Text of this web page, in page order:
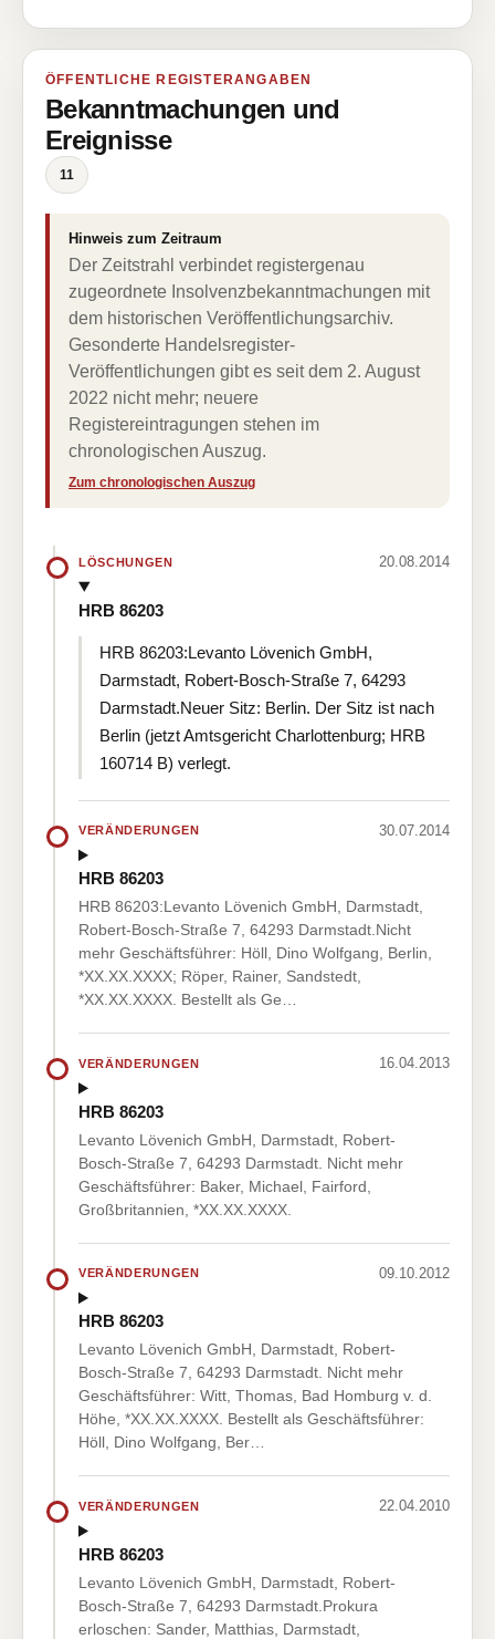
ÖFFENTLICHE REGISTERANGABEN
Bekanntmachungen und
Ereignisse
11
Hinweis zum Zeitraum
Der Zeitstrahl verbindet registergenau
zugeordnete Insolvenzbekanntmachungen mit
dem historischen Veröffentlichungsarchiv.
Gesonderte Handelsregister-
Veröffentlichungen gibt es seit dem 2. August
2022 nicht mehr; neuere
Registereintragungen stehen im
chronologischen Auszug.
Zum chronologischen Auszug
LÖSCHUNGEN 20.08.2014
HRB 86203
HRB 86203:Levanto Lövenich GmbH,
Darmstadt, Robert-Bosch-Straße 7, 64293
Darmstadt.Neuer Sitz: Berlin. Der Sitz ist nach
Berlin (jetzt Amtsgericht Charlottenburg; HRB
160714 B) verlegt.
VERÄNDERUNGEN 30.07.2014
HRB 86203
HRB 86203:Levanto Lövenich GmbH, Darmstadt,
Robert-Bosch-Straße 7, 64293 Darmstadt.Nicht
mehr Geschäftsführer: Höll, Dino Wolfgang, Berlin,
*XX.XX.XXXX; Röper, Rainer, Sandstedt,
*XX.XX.XXXX. Bestellt als Ge…
VERÄNDERUNGEN 16.04.2013
HRB 86203
Levanto Lövenich GmbH, Darmstadt, Robert-
Bosch-Straße 7, 64293 Darmstadt. Nicht mehr
Geschäftsführer: Baker, Michael, Fairford,
Großbritannien, *XX.XX.XXXX.
VERÄNDERUNGEN 09.10.2012
HRB 86203
Levanto Lövenich GmbH, Darmstadt, Robert-
Bosch-Straße 7, 64293 Darmstadt. Nicht mehr
Geschäftsführer: Witt, Thomas, Bad Homburg v. d.
Höhe, *XX.XX.XXXX. Bestellt als Geschäftsführer:
Höll, Dino Wolfgang, Ber…
VERÄNDERUNGEN 22.04.2010
HRB 86203
Levanto Lövenich GmbH, Darmstadt, Robert-
Bosch-Straße 7, 64293 Darmstadt.Prokura
erloschen: Sander, Matthias, Darmstadt,